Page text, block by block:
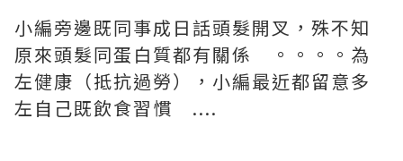
小編旁邊既同事成日話頭髮開叉，殊不知
原來頭髮同蛋白質都有關係 。。。。為
左健康（抵抗過勞），小編最近都留意多
左自己既飲食習慣 ....